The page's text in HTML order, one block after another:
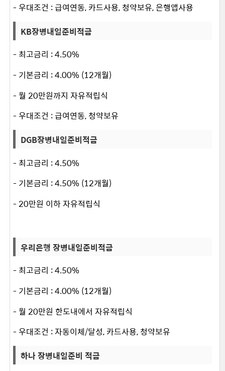
- 우대조건 : 급여연동, 카드사용, 청약보유, 은행앱사용
KB장병내일준비적금
- 최고금리 : 4.50%
- 기본금리 : 4.00% (12개월)
- 월 20만원까지 자유적립식
- 우대조건 : 급여연동, 청약보유
DGB장병내일준비적금
- 최고금리 : 4.50%
- 기본금리 : 4.50% (12개월)
- 20만원 이하 자유적립식
우리은행 장병내일준비적금
- 최고금리 : 4.50%
- 기본금리 : 4.00% (12개월)
- 월 20만원 한도내에서 자유적립식
- 우대조건 : 자동이체/달성, 카드사용, 청약보유
하나 장병내일준비 적금